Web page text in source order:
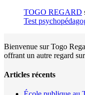
TOGO REGARD
Test
Bienvenue sur Togo
offrant un autre regard
Articles récents